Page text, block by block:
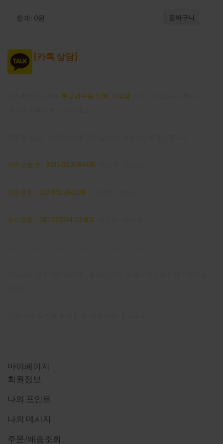
합계: 0원 장바구니
[카톡 상담]
현금영수증 발행 가맹점
카카오뱅크 : 3333-03-2064496
신한은행 : 110 081 266338
우리은행 : 590 257074 02 001
마이페이지
회원정보
나의 포인트
나의 메시지
주문/배송조회